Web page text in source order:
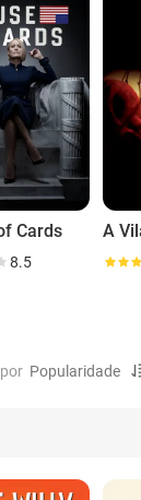
Cards
8.5
A